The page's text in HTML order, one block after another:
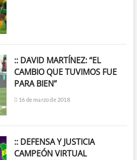
:: DAVID MARTÍNEZ: “EL
CAMBIO QUE TUVIMOS FUE
PARA BIEN”
16 de marzo de 2018
:: DEFENSA Y JUSTICIA
CAMPEÓN VIRTUAL